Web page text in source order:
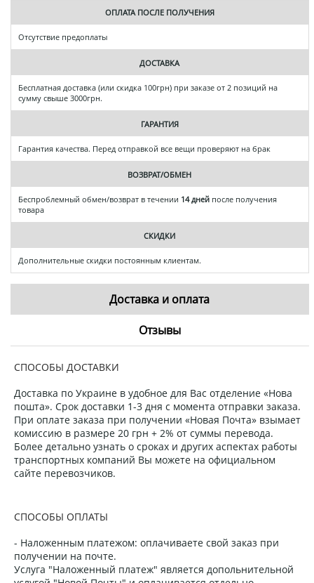
ОПЛАТА ПОСЛЕ ПОЛУЧЕНИЯ
Отсутствие предоплаты
ДОСТАВКА
Бесплатная доставка (или скидка 100грн) при заказе от 2 позиций на
сумму свыше 3000грн.
ГАРАНТИЯ
Гарантия качества. Перед отправкой все вещи проверяют на брак
ВОЗВРАТ/ОБМЕН
Беспроблемный обмен/возврат в течении 14 дней после получения
товара
СКИДКИ
Дополнительные скидки постоянным клиентам.
Доставка и оплата
Отзывы
СПОСОБЫ ДОСТАВКИ
Доставка по Украине в удобное для Вас отделение «Нова
пошта». Срок доставки 1-3 дня с момента отправки заказа.
При оплате заказа при получении «Новая Почта» взымает
комиссию в размере 20 грн + 2% от суммы перевода.
Более детально узнать о сроках и других аспектах работы
транспортных компаний Вы можете на официальном
сайте перевозчиков.
СПОСОБЫ ОПЛАТЫ
- Наложенным платежом: оплачиваете свой заказ при
получении на почте.
Услуга "Наложенный платеж" является допольнительной